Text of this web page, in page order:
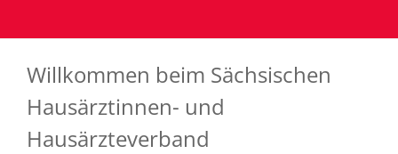
Willkommen beim Sächsischen
Hausärztinnen- und
Hausärzteverband